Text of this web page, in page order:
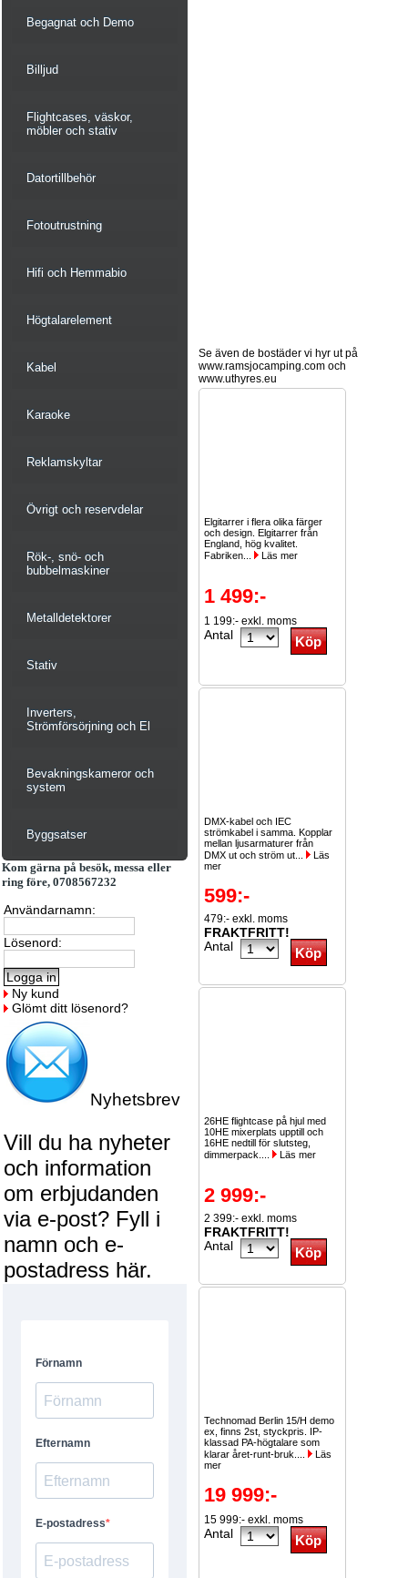
Begagnat och Demo
Billjud
Flightcases, väskor,
möbler och stativ
Datortillbehör
Fotoutrustning
Hifi och Hemmabio
Högtalarelement
Kabel
Karaoke
Reklamskyltar
Övrigt och reservdelar
Rök-, snö- och
bubbelmaskiner
Metalldetektorer
Stativ
Inverters,
Strömförsörjning och El
Bevakningskameror och
system
Byggsatser
Kom gärna på besök, messa eller
ring före, 0708567232
Användarnamn:
Lösenord:
Ny kund
Glömt ditt lösenord?
Nyhetsbrev
Vill du ha nyheter
och information
om erbjudanden
via e-post? Fyll i
namn och e-
postadress här.
Se även de bostäder vi hyr ut på
www.ramsjocamping.com och
www.uthyres.eu
Elgitarrer i flera olika färger
och design. Elgitarrer från
England, hög kvalitet.
Fabriken...
Läs mer
1 499:-
1 199:- exkl. moms
Antal
DMX-kabel och IEC
strömkabel i samma. Kopplar
mellan ljusarmaturer från
DMX ut och ström ut...
Läs
mer
599:-
479:- exkl. moms
FRAKTFRITT!
Antal
26HE flightcase på hjul med
10HE mixerplats upptill och
16HE nedtill för slutsteg,
dimmerpack....
Läs mer
2 999:-
2 399:- exkl. moms
FRAKTFRITT!
Antal
Technomad Berlin 15/H demo
ex, finns 2st, styckpris. IP-
klassad PA-högtalare som
klarar året-runt-bruk....
Läs
mer
19 999:-
15 999:- exkl. moms
Antal